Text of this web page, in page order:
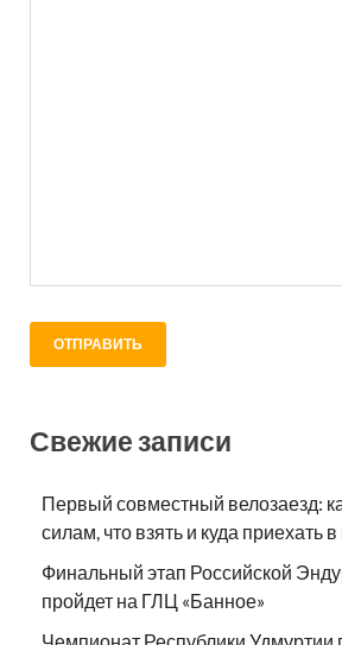
Свежие записи
Первый совместный велозаезд:
силам, что взять и куда приехать
Финальный этап Российской
пройдет на ГЛЦ «Банное»